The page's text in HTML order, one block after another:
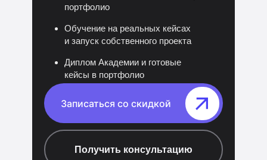
Записаться со скидкой⠀⠀⠀⠀⠀
портфолио
Обучение на реальных кейсах
и запуск собственного проекта
Диплом Академии и готовые
кейсы в портфолио
Получить консультацию